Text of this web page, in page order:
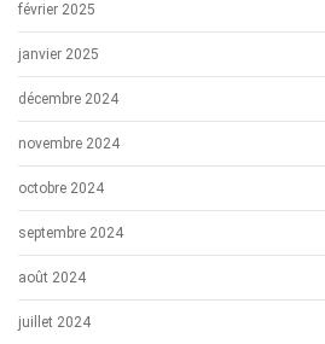
février 2025
janvier 2025
décembre 2024
novembre 2024
octobre 2024
septembre 2024
août 2024
juillet 2024